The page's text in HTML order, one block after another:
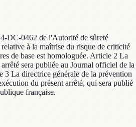
DC-0462 de l'Autorité de sûreté
à la maîtrise du risque de criticité
de base est homologuée. Article 2 La
sera publiée au Journal officiel de la
3 La directrice générale de la prévention
du présent arrêté, qui sera publié
française.